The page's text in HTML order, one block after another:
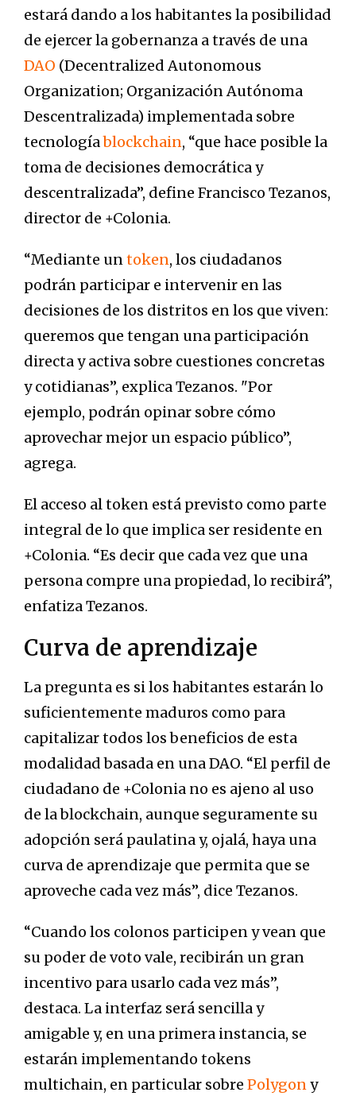
estará dando a los habitantes la posibilidad
de ejercer la gobernanza a través de una
DAO (Decentralized Autonomous
Organization; Organización Autónoma
Descentralizada) implementada sobre
tecnologíablockchain, “que hace posible la
toma de decisiones democrática y
descentralizada”, define Francisco Tezanos,
director de +Colonia.
“Mediante untoken, los ciudadanos
podrán participar e intervenir en las
decisiones de los distritos en los que viven:
queremos que tengan una participación
directa y activa sobre cuestiones concretas
y cotidianas”, explica Tezanos. "Por
ejemplo, podrán opinar sobre cómo
aprovechar mejor un espacio público”,
agrega.
El acceso al token está previsto como parte
integral de lo que implica ser residente en
+Colonia. “Es decir que cada vez que una
persona compre una propiedad, lo recibirá”,
enfatiza Tezanos.
Curva de aprendizaje
La pregunta es si los habitantes estarán lo
suficientemente maduros como para
capitalizar todos los beneficios de esta
modalidad basada en una DAO. “El perfil de
ciudadano de +Colonia no es ajeno al uso
de la blockchain, aunque seguramente su
adopción será paulatina y, ojalá, haya una
curva de aprendizaje que permita que se
aproveche cada vez más”, dice Tezanos.
“Cuando los colonos participen y vean que
su poder de voto vale, recibirán un gran
incentivo para usarlo cada vez más”,
destaca. La interfaz será sencilla y
amigable y, en una primera instancia, se
estarán implementando tokens
multichain, en particular sobre Polygony